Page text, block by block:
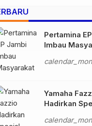
Pertamina
Imbau
Tidak
Atas Jalur
Yamaha
Hadirkan
Edition
Tampilkan